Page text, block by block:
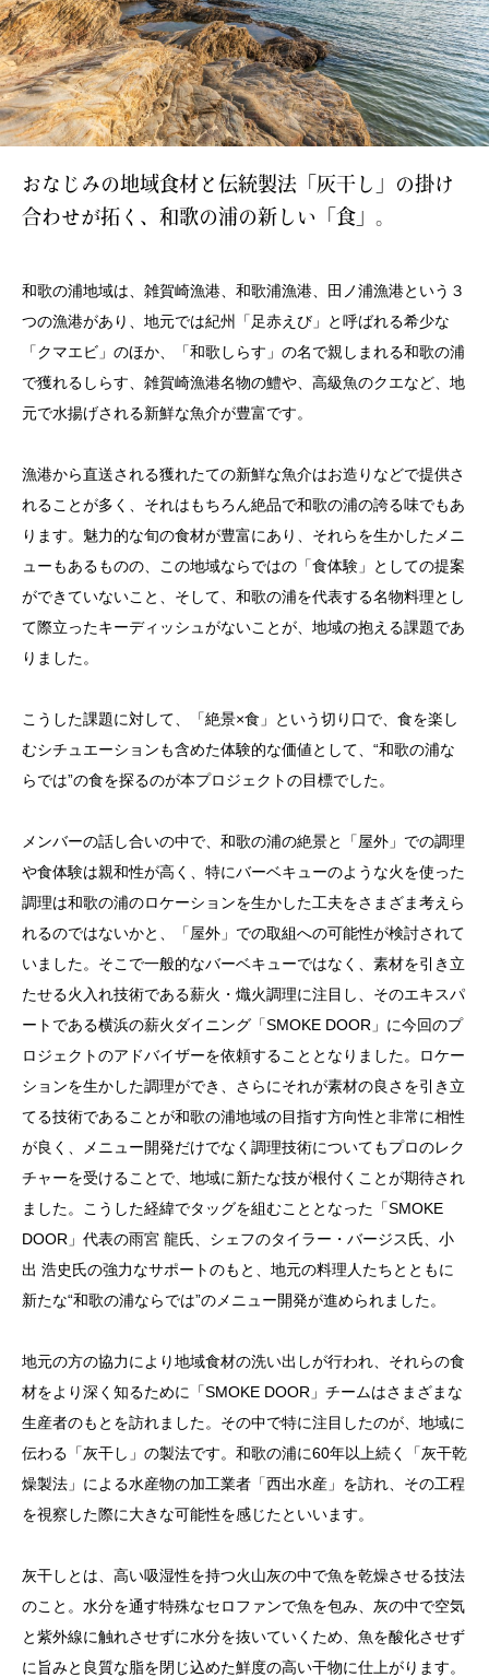
おなじみの地域食材と伝統製法「灰干し」の掛け
合わせが拓く、和歌の浦の新しい「食」。
和歌の浦地域は、雑賀崎漁港、和歌浦漁港、田ノ浦漁港という３
つの漁港があり、地元では紀州「足赤えび」と呼ばれる希少な
「クマエビ」のほか、「和歌しらす」の名で親しまれる和歌の浦
で獲れるしらす、雑賀崎漁港名物の鱧や、高級魚のクエなど、地
元で水揚げされる新鮮な魚介が豊富です。
漁港から直送される獲れたての新鮮な魚介はお造りなどで提供さ
れることが多く、それはもちろん絶品で和歌の浦の誇る味でもあ
ります。魅力的な旬の食材が豊富にあり、それらを生かしたメニ
ューもあるものの、この地域ならではの「食体験」としての提案
ができていないこと、そして、和歌の浦を代表する名物料理とし
て際立ったキーディッシュがないことが、地域の抱える課題であ
りました。
こうした課題に対して、「絶景×食」という切り口で、食を楽し
むシチュエーションも含めた体験的な価値として、“和歌の浦な
らでは”の食を探るのが本プロジェクトの目標でした。
メンバーの話し合いの中で、和歌の浦の絶景と「屋外」での調理
や食体験は親和性が高く、特にバーベキューのような火を使った
調理は和歌の浦のロケーションを生かした工夫をさまざま考えら
れるのではないかと、「屋外」での取組への可能性が検討されて
いました。そこで一般的なバーベキューではなく、素材を引き立
たせる火入れ技術である薪火・熾火調理に注目し、そのエキスパ
ートである横浜の薪火ダイニング「SMOKE DOOR 」に今回のプ
ロジェクトのアドバイザーを依頼することとなりました。ロケー
ションを生かした調理ができ、さらにそれが素材の良さを引き立
てる技術であることが和歌の浦地域の目指す方向性と非常に相性
が良く、メニュー開発だけでなく調理技術についてもプロのレク
チャーを受けることで、地域に新たな技が根付くことが期待され
ました。こうした経緯でタッグを組むこととなった「SMOKE
DOOR」代表の雨宮 龍氏、シェフのタイラー・バージス氏、小
出 浩史氏の強力なサポートのもと、地元の料理人たちとともに
新たな“和歌の浦ならでは”のメニュー開発が進められました。
地元の方の協力により地域食材の洗い出しが行われ、それらの食
材をより深く知るために「SMOKE DOOR」チームはさまざまな
生産者のもとを訪れました。その中で特に注目したのが、地域に
伝わる「灰干し」の製法です。和歌の浦に60年以上続く「灰干乾
燥製法」による水産物の加工業者 「西出水産」 を訪れ、その工程
を視察した際に大きな可能性を感じたといいます。
灰干しとは、高い吸湿性を持つ火山灰の中で魚を乾燥させる技法
のこと。水分を通す特殊なセロファンで魚を包み、灰の中で空気
と紫外線に触れさせずに水分を抜いていくため、魚を酸化させず
に旨みと良質な脂を閉じ込めた鮮度の高い干物に仕上がります。